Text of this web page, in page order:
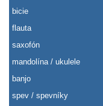
bicie
flauta
saxofón
mandolína / ukulele
banjo
spev / spevníky